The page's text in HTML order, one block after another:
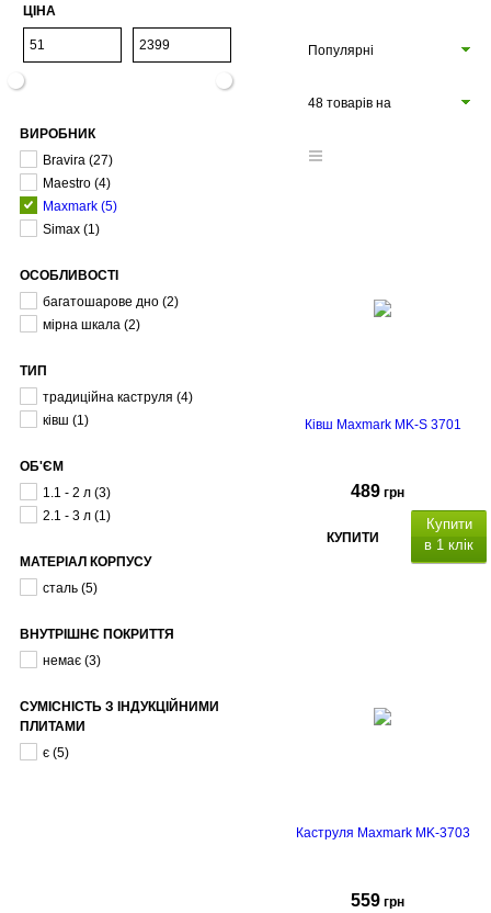
ЦІНА
ВИРОБНИК
Bravira (27)
Maestro (4)
Maxmark (5)
Simax (1)
ОСОБЛИВОСТІ
багатошарове дно (2)
мірна шкала (2)
ТИП
традиційна каструля (4)
ківш (1)
ОБ'ЄМ
1.1 - 2 л (3)
2.1 - 3 л (1)
МАТЕРІАЛ КОРПУСУ
сталь (5)
ВНУТРІШНЄ ПОКРИТТЯ
немає (3)
СУМІСНІСТЬ З ІНДУКЦІЙНИМИ
ПЛИТАМИ
є (5)
Популярні
48 товарів на
Ківш Maxmark MK-S 3701
489 грн
КУПИТИ
Купити
в 1 клік
Каструля Maxmark MK-3703
559 грн